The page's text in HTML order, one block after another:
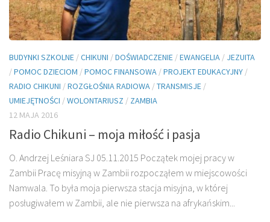
BUDYNKI SZKOLNE /CHIKUNI /DOŚWIADCZENIE /EWANGELIA / JEZUITA
/POMOC DZIECIOM /POMOC FINANSOWA /PROJEKT EDUKACYJNY /
RADIO CHIKUNI /ROZGŁOŚNIA RADIOWA /TRANSMISJE /
UMIEJĘTNOŚCI /WOLONTARIUSZ / ZAMBIA
12 MAJA 2016
Radio Chikuni – moja miłość i pasja
O. Andrzej Leśniara SJ 05.11.2015 Początek mojej pracy w
Zambii Pracę misyjną w Zambii rozpocząłem w miejscowości
Namwala. To była moja pierwsza stacja misyjna, w której
posługiwałem w Zambii, ale nie pierwsza na afrykańskim...